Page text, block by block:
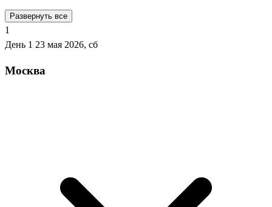
Развернуть все
1
День 1 23 мая 2026, сб
Москва